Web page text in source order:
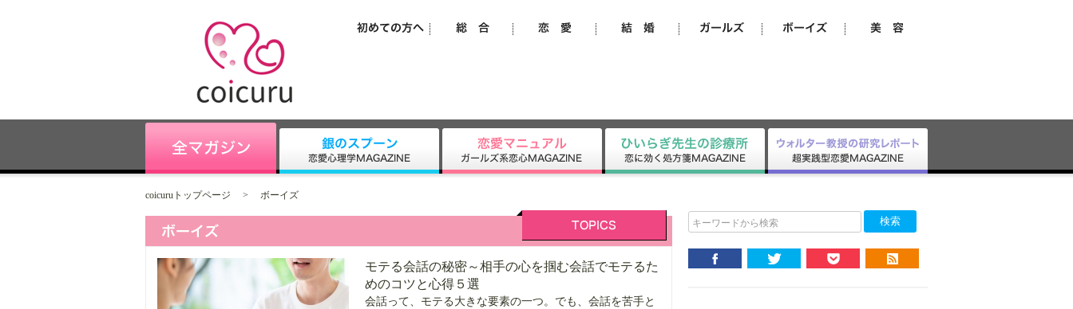
coicuruトップページ > ボーイズ
モテる会話の秘密～相手の心を掴む会話でモテるた
めのコツと心得５選
会話って、モテる大きな要素の一つ。でも、会話を苦手と
キーワードから検索